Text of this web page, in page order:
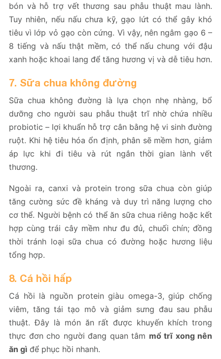
bón và hỗ trợ vết thương sau phẫu thuật mau lành.
Tuy nhiên, nếu nấu chưa kỹ, gạo lứt có thể gây khó
tiêu vì lớp vỏ gạo còn cứng. Vì vậy, nên ngâm gạo 6 –
8 tiếng và nấu thật mềm, có thể nấu chung với đậu
xanh hoặc khoai lang để tăng hương vị và dễ tiêu hơn.
7. Sữa chua không đường
Sữa chua không đường là lựa chọn nhẹ nhàng, bổ
dưỡng cho người sau phẫu thuật trĩ nhờ chứa nhiều
probiotic – lợi khuẩn hỗ trợ cân bằng hệ vi sinh đường
ruột. Khi hệ tiêu hóa ổn định, phân sẽ mềm hơn, giảm
áp lực khi đi tiêu và rút ngắn thời gian lành vết
thương.
Ngoài ra, canxi và protein trong sữa chua còn giúp
tăng cường sức đề kháng và duy trì năng lượng cho
cơ thể. Người bệnh có thể ăn sữa chua riêng hoặc kết
hợp cùng trái cây mềm như đu đủ, chuối chín; đồng
thời tránh loại sữa chua có đường hoặc hương liệu
tổng hợp.
8. Cá hồi hấp
Cá hồi là nguồn protein giàu omega-3, giúp chống
viêm, tăng tái tạo mô và giảm sưng đau sau phẫu
thuật. Đây là món ăn rất được khuyến khích trong
thực đơn cho người đang quan tâm mổ trĩ xong nên
ăn gì để phục hồi nhanh.